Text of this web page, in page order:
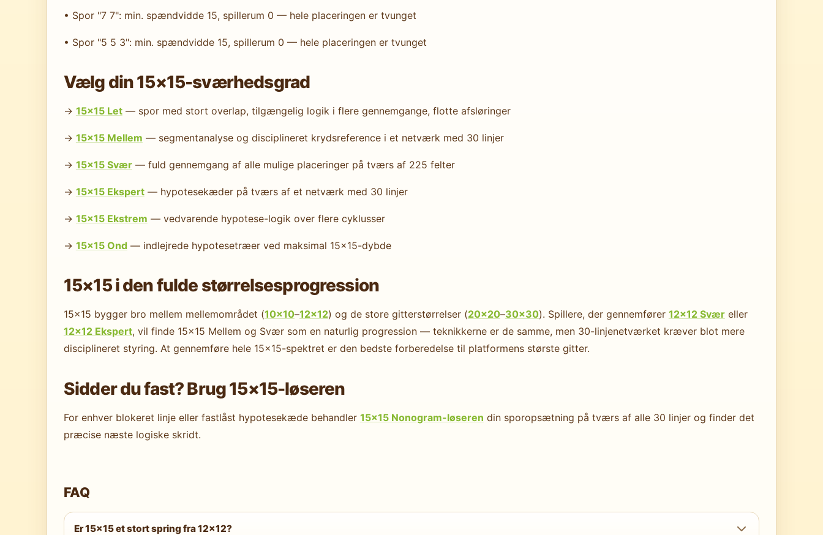
• Spor "7 7": min. spændvidde 15, spillerum 0 — hele placeringen er tvunget
• Spor "5 5 3": min. spændvidde 15, spillerum 0 — hele placeringen er tvunget
Vælg din 15×15-sværhedsgrad
→ 15×15 Let— spor med stort overlap, tilgængelig logik i flere gennemgange, flotte afsløringer
→ 15×15 Mellem — segmentanalyse og disciplineret krydsreference i et netværk med 30 linjer
→ 15×15 Svær— fuld gennemgang af alle mulige placeringer på tværs af 225 felter
→ 15×15 Ekspert— hypotesekæder på tværs af et netværk med 30 linjer
→ 15×15 Ekstrem — vedvarende hypotese-logik over flere cyklusser
→ 15×15 Ond— indlejrede hypotesetræer ved maksimal 15×15-dybde
15×15 i den fulde størrelsesprogression
15×15 bygger bro mellem mellemområdet (10×10–12×12) og de store gitterstørrelser (20×20–30×30). Spillere, der gennemfører 12×12 Sværeller
12×12 Ekspert, vil finde 15×15 Mellem og Svær som en naturlig progression — teknikkerne er de samme, men 30-linjenetværket kræver blot mere
disciplineret styring. At gennemføre hele 15×15-spektret er den bedste forberedelse til platformens største gitter.
Sidder du fast? Brug 15×15-løseren
For enhver blokeret linje eller fastlåst hypotesekæde behandler 15×15 Nonogram-løseren din sporopsætning på tværs af alle 30 linjer og finder det
præcise næste logiske skridt.
FAQ
Er 15×15 et stort spring fra 12×12?